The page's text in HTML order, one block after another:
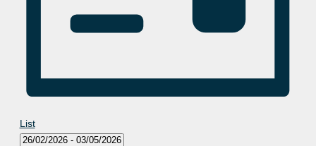
List
26/02/2026 - 03/05/2026 Select